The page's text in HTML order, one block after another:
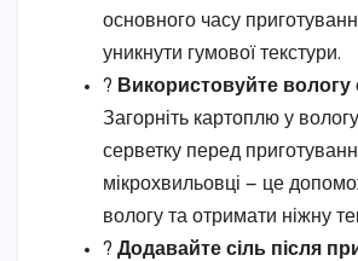
основного часу
уникнути гумової текстури.
? Використовуйте вологу
Загорніть картоплю у
серветку перед
мікрохвильовці — це
вологу та отримати ніжну
? Додавайте сіль після